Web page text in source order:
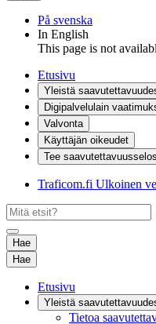
På svenska
In English
This page is not
Etusivu
Yleistä
Digipalvelulain
Valvonta
Käyttäjän oikeudet
Tee
Traficom.fi Ulkoinen
Hae
Hae
Etusivu
Yleistä
Tietoa